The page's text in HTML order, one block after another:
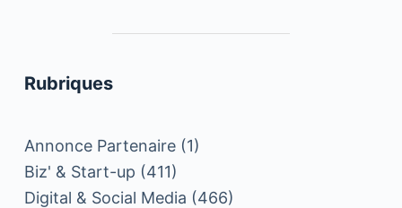
Rubriques
Annonce Partenaire(1)
Biz' & Start-up (411)
Digital & Social Media (466)